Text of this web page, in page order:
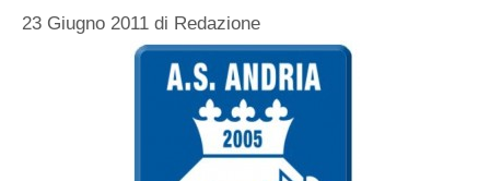
23 Giugno 2011 di Redazione